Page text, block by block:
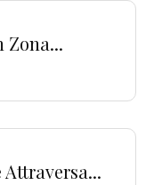
Zona...